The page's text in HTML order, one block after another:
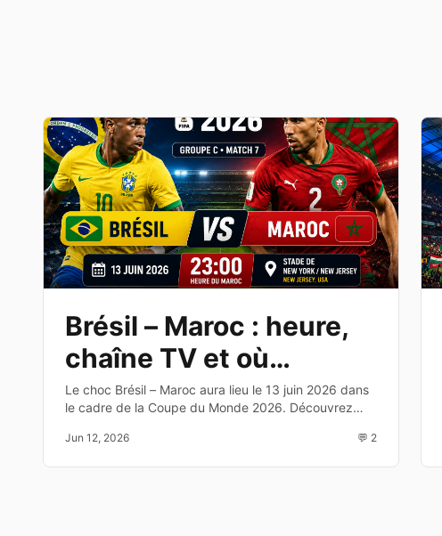
Brésil – Maroc : heure,
chaîne TV et où
regarder le match de la
Coupe du Monde 2026
Le choc Brésil – Maroc aura lieu le 13 juin 2026 dans
le cadre de la Coupe du Monde 2026. Découvrez
les enjeux de cette affiche du Groupe C.
Jun 12, 2026 💬 2